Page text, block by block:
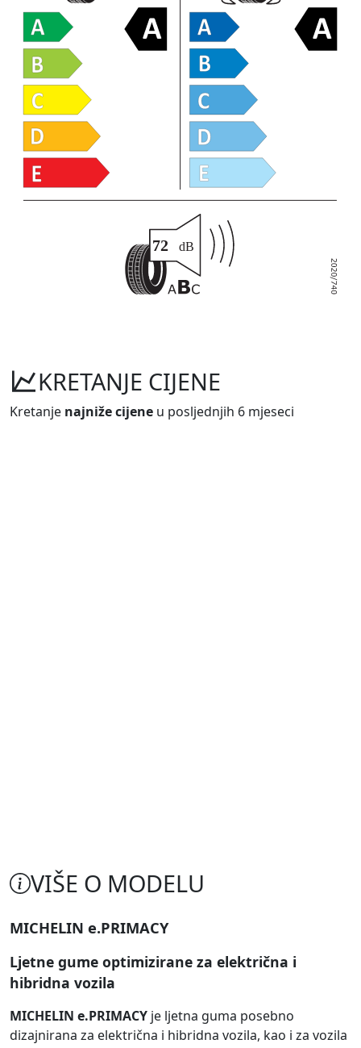
KRETANJE CIJENE
Kretanje najniže cijene u posljednjih 6 mjeseci
VIŠE O MODELU
MICHELIN e.PRIMACY
Ljetne gume optimizirane za električna i
hibridna vozila
MICHELIN e.PRIMACY je ljetna guma posebno
dizajnirana za električna i hibridna vozila, kao i za vozila